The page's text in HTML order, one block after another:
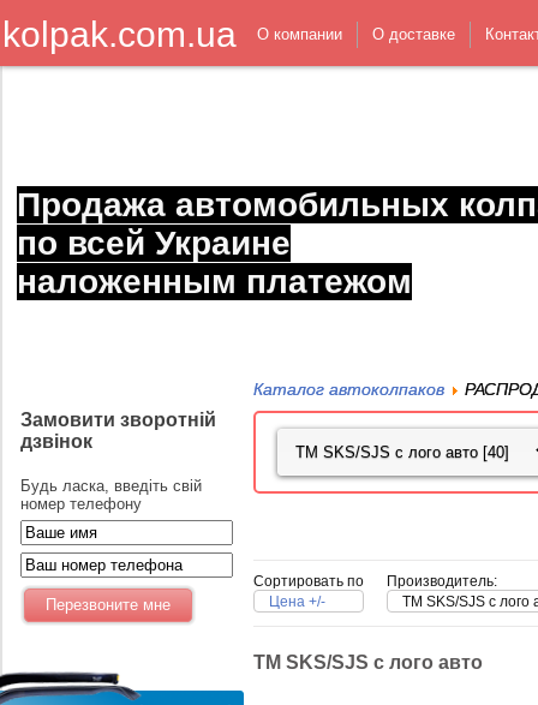
kolpak.com.ua О компании О доставке
Продажа автомобильных
по всей Украине
наложенным платежом
Замовити зворотній
дзвінок
Будь ласка, введіть свій
номер телефону
Каталог автоколпаков
Сортировать по
Цена +/-
Производитель:
TM SKS/SJS с лого
TM SKS/SJS с лого авто